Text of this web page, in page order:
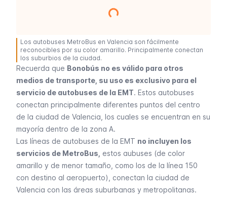
Los autobuses MetroBus en Valencia son fácilmente
reconocibles por su color amarillo. Principalmente conectan
los suburbios de la ciudad.
Recuerda que Bonobús no es válido para otros
medios de transporte, su uso es exclusivo para el
servicio de autobuses de la EMT. Estos autobuses
conectan principalmente diferentes puntos del centro
de la ciudad de Valencia, los cuales se encuentran en su
mayoría dentro de la zona A.
Las líneas de autobuses de la EMT no incluyen los
servicios de MetroBus, estos aubuses (de color
amarillo y de menor tamaño, como los de la línea 150
con destino al aeropuerto), conectan la ciudad de
Valencia con las áreas suburbanas y metropolitanas.